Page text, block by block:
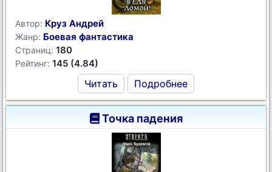
Автор: Круз Андрей
Жанр: Боевая фантастика
Страниц: 180
Рейтинг: 145 (4.84)
Читать Подробнее
Точка падения